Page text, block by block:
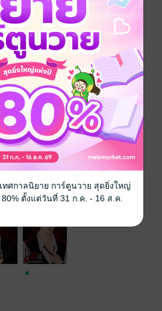
BAD LOVE
pdf, epub(สารบัญ)
15 มิถุนายน 2565
400 หน้า (≈ 64,992 คำ)
179 บาท (ประหยัด 33%)
ดูทั้งหมด
ทศกาลนิยาย การ์ตูนวาย สุดยิ่งใหญ่
ตั้งแต่วันที่ 31 ก.ค. - 16 ส.ค.